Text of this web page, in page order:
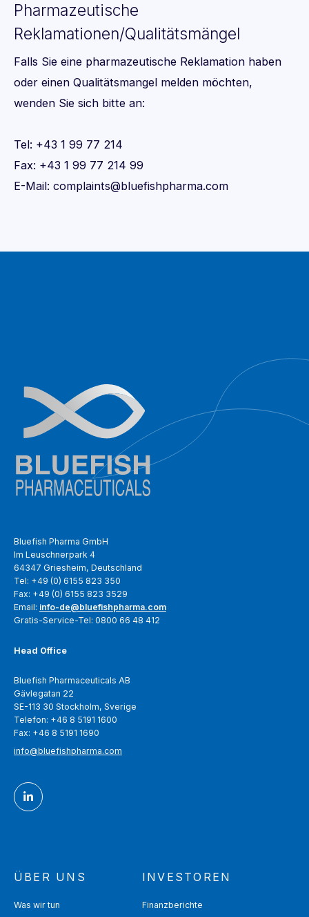
Pharmazeutische
Reklamationen/Qualitätsmängel
Falls Sie eine pharmazeutische Reklamation haben
oder einen Qualitätsmangel melden möchten,
wenden Sie sich bitte an:
Tel: +43 1 99 77 214
Fax: +43 1 99 77 214 99
E-Mail: complaints@bluefishpharma.com
Bluefish Pharma GmbH
Im Leuschnerpark 4
64347 Griesheim, Deutschland
Tel: +49 (0) 6155 823 350
Fax: +49 (0) 6155 823 3529
Email: info-de@bluefishpharma.com
Gratis-Service-Tel: 0800 66 48 412
Head Office
Bluefish Pharmaceuticals AB
Gävlegatan 22
SE-113 30 Stockholm, Sverige
Telefon: +46 8 5191 1600
Fax: +46 8 5191 1690
info@bluefishpharma.com
ÜBER UNS
Was wir tun
INVESTOREN
Finanzberichte